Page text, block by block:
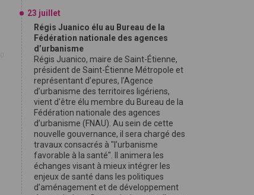
23 juillet
Régis Juanico élu au Bureau de la
Fédération nationale des agences
d’urbanisme
Régis Juanico, maire de Saint-Étienne,
président de Saint-Étienne Métropole et
représentant d’epures, l’Agence
d’urbanisme des territoires ligériens,
vient d'être élu membre du Bureau de la
Fédération nationale des agences
d’urbanisme (FNAU). Au sein de cette
nouvelle gouvernance, il sera chargé des
travaux consacrés à "l’urbanisme
favorable à la santé". Il animera les
échanges visant à mieux intégrer les
enjeux de santé dans les politiques
d’aménagement et de développement